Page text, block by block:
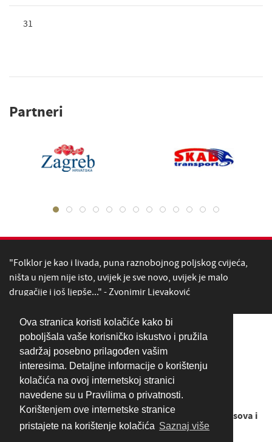
Ova stranica koristi kolačiće kako bi
poboljšala vaše korisničko iskustvo i pružila
sadržaj posebno prilagođen vašim
interesima. Detaljne informacije o korištenju
kolačića na ovoj internetskoj stranici
navedene su u Pravilima o privatnosti.
Korištenjem ove internetske stranice
pristajete na korištenje kolačića Saznaj više
31
Partneri
"Folklor je kao i livada, puna raznobojnog poljskog cvijeća,
ništa u njem nije isto, uvijek je sve novo, uvijek je malo
drugačije i još ljepše..." - Zvonimir Ljevaković
Copyright © 1949. - 2026LADO - Ansambl narodnih plesova i
pjesama Hrvatske